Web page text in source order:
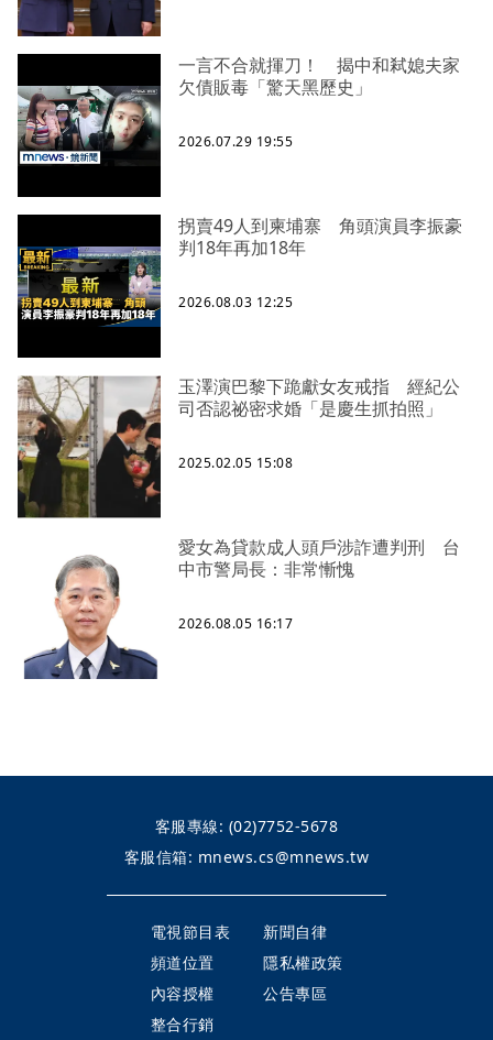
一言不合就揮刀！ 揭中和弒媳夫家
欠債販毒「驚天黑歷史」
2026.07.29 19:55
拐賣49人到柬埔寨 角頭演員李振豪
判18年再加18年
2026.08.03 12:25
玉澤演巴黎下跪獻女友戒指 經紀公
司否認祕密求婚「是慶生抓拍照」
2025.02.05 15:08
愛女為貸款成人頭戶涉詐遭判刑 台
中市警局長：非常慚愧
2026.08.05 16:17
客服專線: (02)7752-5678
客服信箱: mnews.cs@mnews.tw
電視節目表
新聞自律
頻道位置
隱私權政策
內容授權
公告專區
整合行銷